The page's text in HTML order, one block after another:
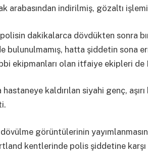
arabasından indirilmiş, gözaltı
dakikalarca dövdükten sonra
bulunulmamış, hatta şiddetin sona
ekipmanları olan itfaiye ekipleri de
hastaneye kaldırılan siyahi genç,
dövülme görüntülerinin
kentlerinde polis şiddetine